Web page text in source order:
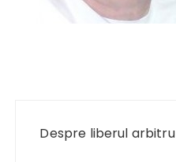
Despre liberul arbitru